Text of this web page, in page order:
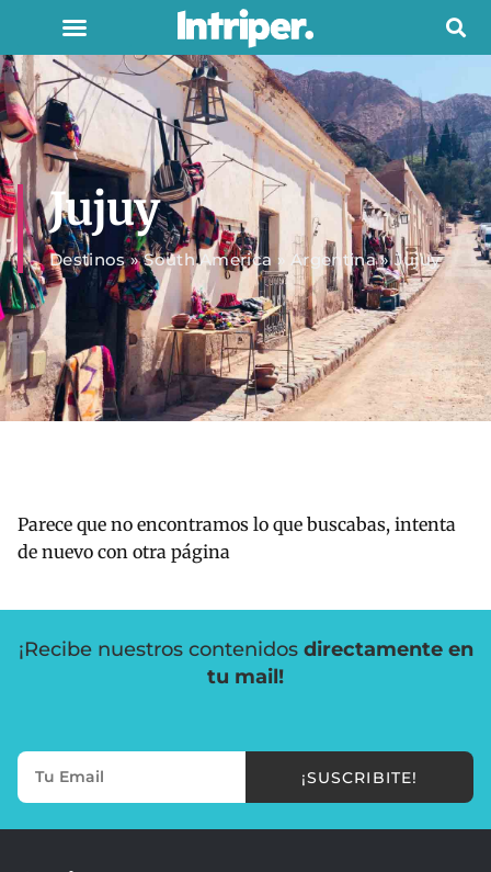
Jujuy
Destinos»South America » Argentina»Jujuy
Parece que no encontramos lo que buscabas, intenta
de nuevo con otra página
¡Recibe nuestros contenidos directamente en
tu mail!
¡SUSCRIBITE!